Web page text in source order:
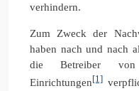
verhindern.
Zum Zweck der
haben nach und nach
die Betreiber von
Einrichtungen[1]